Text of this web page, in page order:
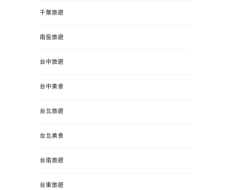
千葉旅遊
南投旅遊
台中旅遊
台中美食
台北旅遊
台北美食
台南旅遊
台東旅遊